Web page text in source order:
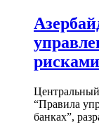
“Правила
банках”,